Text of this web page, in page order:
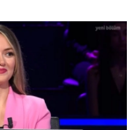
girmiştir?